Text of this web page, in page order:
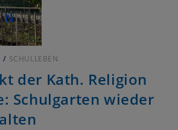
/ SCHULLEBEN
der Kath. Religion
Schulgarten wieder